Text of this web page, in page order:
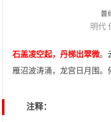
普
明代
石盖凌空起，丹梯出翠微。
雁沼波涛涌，龙宫日月围。
注释：